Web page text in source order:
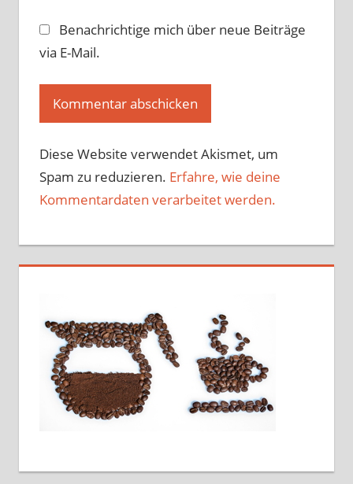
Benachrichtige mich über neue Beiträge
via E-Mail.
Diese Website verwendet Akismet, um
Spam zu reduzieren. Erfahre, wie deine
Kommentardaten verarbeitet werden.